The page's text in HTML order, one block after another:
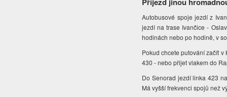
Autobusové spoje jezdí z
jezdí na trase Ivančice -
hodinách nebo po hodině, v
Pokud chcete putování začít
430 - nebo přijet vlakem do
Do Senorad jezdí linka 423
Má vyšší frekvenci spojů než